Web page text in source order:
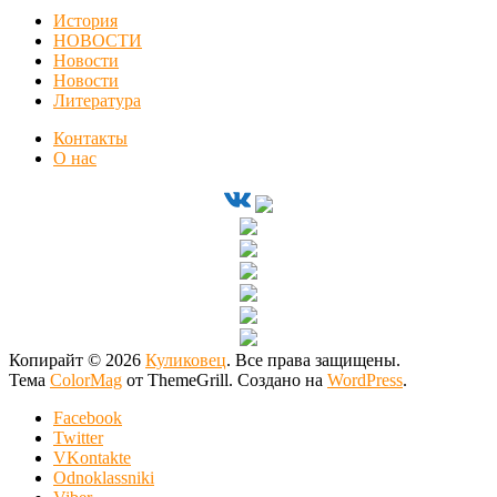
История
НОВОСТИ
Новости
Новости
Литература
Контакты
О нас
Копирайт © 2026 Куликовец. Все права защищены.
Тема ColorMag от ThemeGrill. Создано на WordPress.
Facebook
Twitter
VKontakte
Odnoklassniki